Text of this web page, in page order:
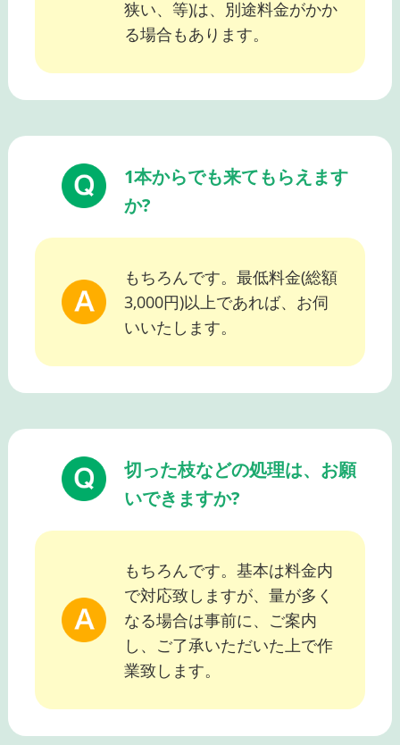
狭い、等)は、別途料金がかか
る場合もあります。
1本からでも来てもらえます
か?
もちろんです。最低料金(総額
3,000円)以上であれば、お伺
いいたします。
切った枝などの処理は、お願
いできますか?
もちろんです。基本は料金内
で対応致しますが、量が多く
なる場合は事前に、ご案内
し、ご了承いただいた上で作
業致します。